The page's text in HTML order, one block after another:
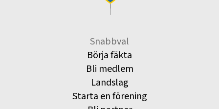
Snabbval
Börja fäkta
Bli medlem
Landslag
Starta en förening